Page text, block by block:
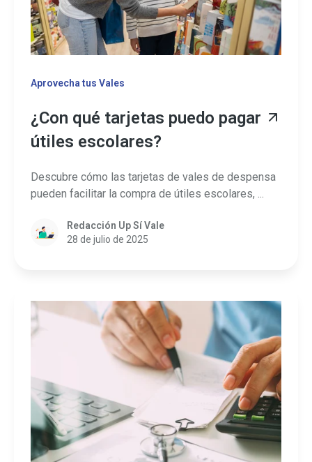
Aprovecha tus Vales
¿Con qué tarjetas puedo pagar
útiles escolares?
Descubre cómo las tarjetas de vales de despensa
pueden facilitar la compra de útiles escolares, ...
Redacción Up Sí Vale
28 de julio de 2025